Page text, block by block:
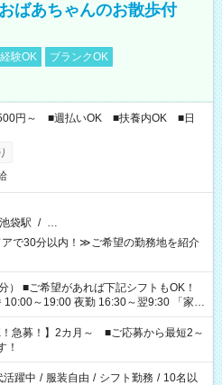
ばあちゃんのお散歩付
験OK
ブランクOK
円～ ■週払いOK ■扶養内OK ■日
袋駅 / …
で30分以内！≫ご希望の勤務地を紹介
OK！
～19:00 夜勤 16:30～翌9:30 「家族
余裕を持って夕飯の準備がしたい」
くない」 など、ご希望を教えてください
勤務時間。 合計で週40時間を超える場
！急募！】2カ月～ ■ご応募から最短2～
！
活躍中 / 服装自由 / シフト勤務 / 10名以